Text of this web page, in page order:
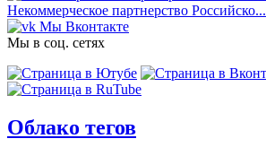
Некоммерческое партнерство Российско...
Мы Вконтакте
Мы в соц. сетях
Облако тегов